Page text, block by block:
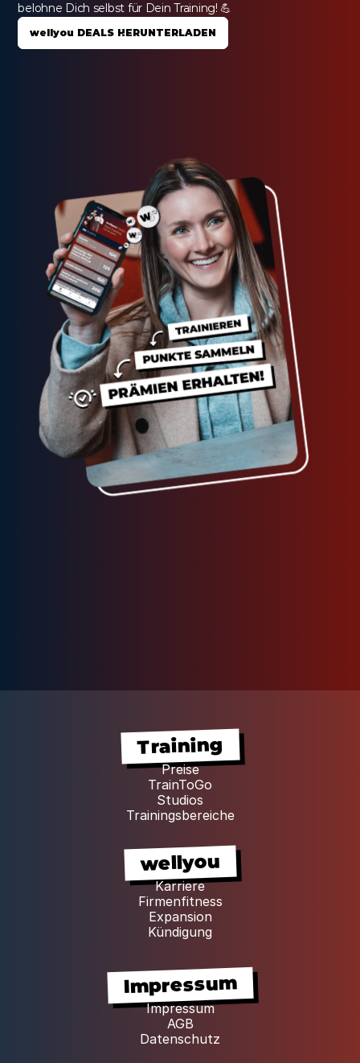
belohne Dich selbst für Dein Training! 💪
wellyou DEALS HERUNTERLADEN
Training
Preise
TrainToGo
Studios
Trainingsbereiche
wellyou
Karriere
Firmenfitness
Expansion
Kündigung
Impressum
Impressum
AGB
Datenschutz